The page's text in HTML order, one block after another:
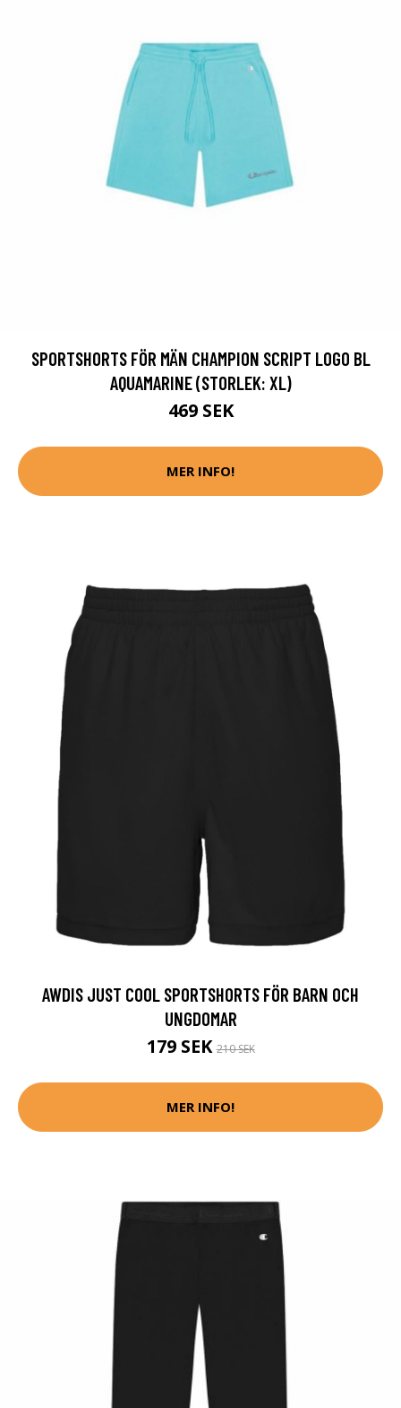
SPORTSHORTS FÖR MÄN CHAMPION SCRIPT LOGO BL
AQUAMARINE (STORLEK: XL)
469 SEK
MER INFO!
AWDIS JUST COOL SPORTSHORTS FÖR BARN OCH
UNGDOMAR
179 SEK210 SEK
MER INFO!